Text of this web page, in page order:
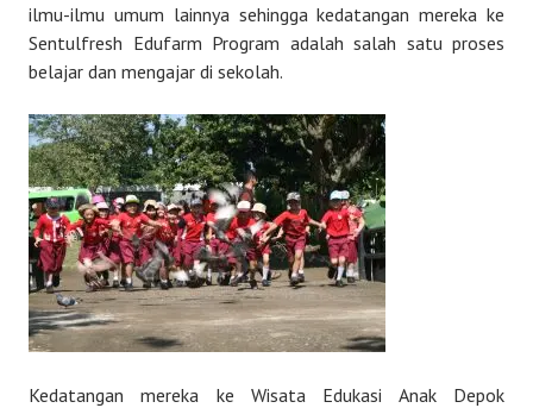
ilmu-ilmu umum lainnya sehingga kedatangan mereka ke
Sentulfresh Edufarm Program adalah salah satu proses
belajar dan mengajar di sekolah.
Kedatangan mereka ke Wisata Edukasi Anak Depok